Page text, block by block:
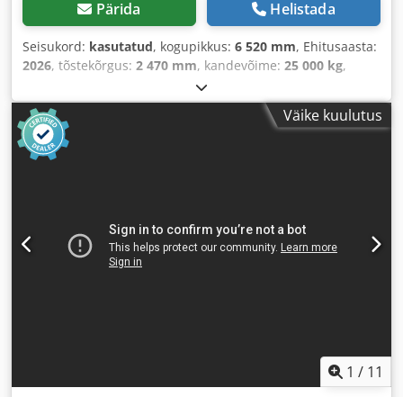
Pärida Helistada
Seisukord: kasutatud, kogupikkus: 6 520 mm, Ehitusaasta:
2026, tõstekõrgus: 2 470 mm, kandevõime: 25 000 kg,
Väike kuulutus
1 / 11